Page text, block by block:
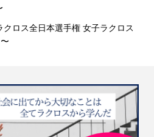
クロス全日本選手権 女子ラクロス